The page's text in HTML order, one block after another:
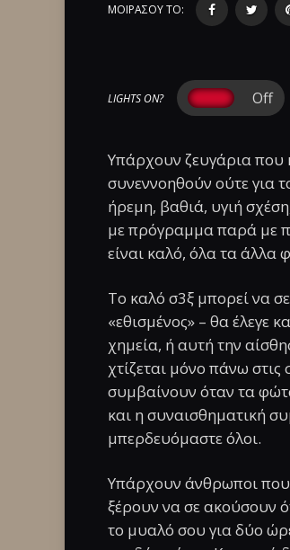
ΜΟΙΡΑΣΟΥ ΤΟ:
LIGHTS ON?
Υπάρχουν ζευγάρια που
συνεννοηθούν ούτε για
ήρεμη, βαθιά, υγιή
με πρόγραμμα παρά με
είναι καλό, όλα τα άλλα
Το καλό σ3ξ μπορεί να
«εθισμένος» – θα έλεγε
χημεία, ή αυτή την
χτίζεται μόνο πάνω
συμβαίνουν όταν τα
και η συναισθηματική
μπερδευόμαστε όλοι.
Υπάρχουν άνθρωποι που
ξέρουν να σε ακούσουν
το μυαλό σου για δύο